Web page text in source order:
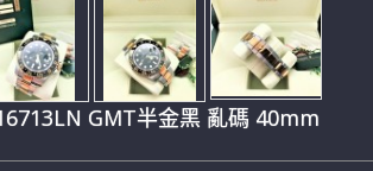
GMT半金黑 亂碼 40mm